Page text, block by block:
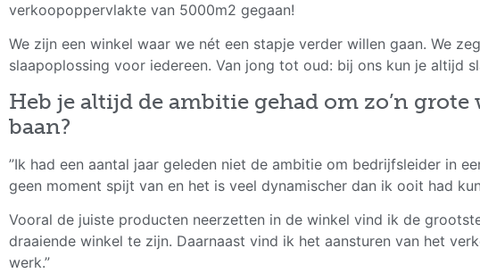
verkoopoppervlakte van 5000m2 gegaan!
We zijn een winkel waar we nét een stapje verder willen gaan. We
slaapoplossing voor iedereen. Van jong tot oud: bij ons kun je altijd
Heb je altijd de ambitie gehad om zo’n
baan?
”Ik had een aantal jaar geleden niet de ambitie om bedrijfsleider in
geen moment spijt van en het is veel dynamischer dan ik ooit had
Vooral de juiste producten neerzetten in de winkel vind ik de
draaiende winkel te zijn. Daarnaast vind ik het aansturen van het
werk.”